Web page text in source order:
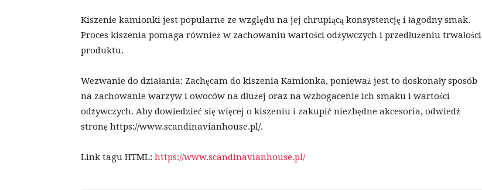
Kiszenie kamionki jest popularne ze względu na jej chrupiącą konsystencję i łagodny smak.
Proces kiszenia pomaga również w zachowaniu wartości odżywczych i przedłużeniu trwałości
produktu.
Wezwanie do działania: Zachęcam do kiszenia Kamionka, ponieważ jest to doskonały sposób
na zachowanie warzyw i owoców na dłużej oraz na wzbogacenie ich smaku i wartości
odżywczych. Aby dowiedzieć się więcej o kiszeniu i zakupić niezbędne akcesoria, odwiedź
stronę https://www.scandinavianhouse.pl/.
Link tagu HTML: https://www.scandinavianhouse.pl/